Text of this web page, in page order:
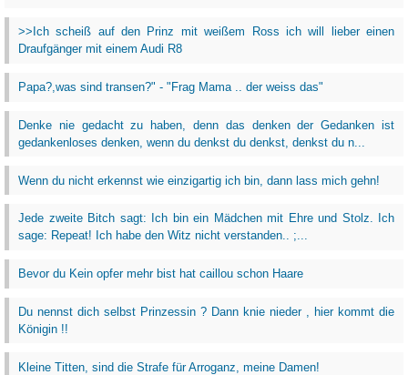
>>Ich scheiß auf den Prinz mit weißem Ross ich will lieber einen
Draufgänger mit einem Audi R8
Papa?,was sind transen?" - "Frag Mama .. der weiss das"
Denke nie gedacht zu haben, denn das denken der Gedanken ist
gedankenloses denken, wenn du denkst du denkst, denkst du n...
Wenn du nicht erkennst wie einzigartig ich bin, dann lass mich gehn!
Jede zweite Bitch sagt: Ich bin ein Mädchen mit Ehre und Stolz. Ich
sage: Repeat! Ich habe den Witz nicht verstanden.. ;...
Bevor du Kein opfer mehr bist hat caillou schon Haare
Du nennst dich selbst Prinzessin ? Dann knie nieder , hier kommt die
Königin !!
Kleine Titten, sind die Strafe für Arroganz, meine Damen!